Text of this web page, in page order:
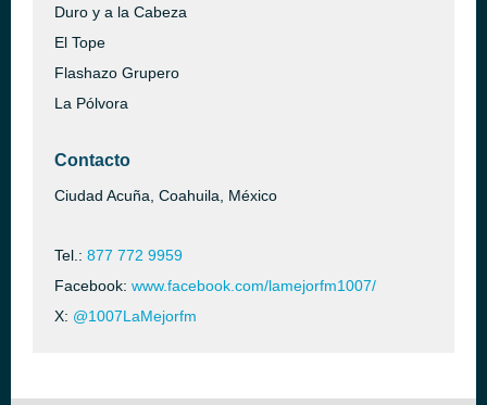
Duro y a la Cabeza
El Tope
Flashazo Grupero
La Pólvora
Contacto
Ciudad Acuña, Coahuila, México
Tel.: 877 772 9959
Facebook: www.facebook.com/lamejorfm1007/
X: @1007LaMejorfm